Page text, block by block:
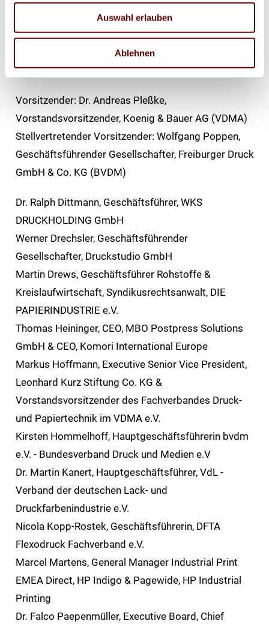
Auswahl erlauben
Ablehnen
Druckfarbenindustrie e.V.
DFTA Flexodruck Fachverband e.V.
Das Komitee der drupa 2028 auf einen Blick:
Vorsitzender: Dr. Andreas Pleßke,
Vorstandsvorsitzender, Koenig & Bauer AG (VDMA)
Stellvertretender Vorsitzender: Wolfgang Poppen,
Geschäftsführender Gesellschafter, Freiburger Druck
GmbH & Co. KG (BVDM)
Dr. Ralph Dittmann, Geschäftsführer, WKS
DRUCKHOLDING GmbH
Werner Drechsler, Geschäftsführender
Gesellschafter, Druckstudio GmbH
Martin Drews, Geschäftsführer Rohstoffe &
Kreislaufwirtschaft, Syndikusrechtsanwalt, DIE
PAPIERINDUSTRIE e.V.
Thomas Heininger, CEO, MBO Postpress Solutions
GmbH & CEO, Komori International Europe
Markus Hoffmann, Executive Senior Vice President,
Leonhard Kurz Stiftung Co. KG &
Vorstandsvorsitzender des Fachverbandes Druck-
und Papiertechnik im VDMA e.V.
Kirsten Hommelhoff, Hauptgeschäftsführerin bvdm
e.V. - Bundesverband Druck und Medien e.V
Dr. Martin Kanert, Hauptgeschäftsführer, VdL -
Verband der deutschen Lack- und
Druckfarbenindustrie e.V.
Nicola Kopp-Rostek, Geschäftsführerin, DFTA
Flexodruck Fachverband e.V.
Marcel Martens, General Manager Industrial Print
EMEA Direct, HP Indigo & Pagewide, HP Industrial
Printing
Dr. Falco Paepenmüller, Executive Board, Chief